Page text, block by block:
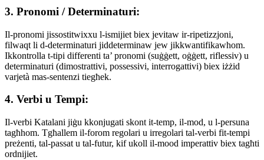
3. Pronomi / Determinaturi:
Il-pronomi jissostitwixxu l-ismijiet biex jevitaw ir-ripetizzjoni,
filwaqt li d-determinaturi jiddeterminaw jew jikkwantifikawhom.
Ikkontrolla t-tipi differenti ta’ pronomi (suġġett, oġġett, riflessiv) u
determinaturi (dimostrattivi, possessivi, interrogattivi) biex iżżid
varjetà mas-sentenzi tiegħek.
4. Verbi u Tempi:
Il-verbi Katalani jiġu kkonjugati skont it-temp, il-mod, u l-persuna
tagħhom. Tgħallem il-forom regolari u irregolari tal-verbi fit-tempi
preżenti, tal-passat u tal-futur, kif ukoll il-mood imperattiv biex tagħti
ordnijiet.